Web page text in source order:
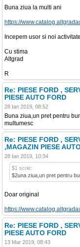
Buna ziua la multi ani
https://
Incepem usor si noi
Cu stima
Altgrad
R
Re: PIESE FORD ,
PIESE AUTO FORD
28 Ian 2019, 08:52
Buna ziua,un pret pentru
multumesc
Re: PIESE FORD ,
,MAGAZIN PIESE
28 Ian 2019, 10:34
$1 scrie:
$2una ziua,un pret pentru
Doar original
https://
Re: PIESE FORD ,
PIESE AUTO FORD
13 Mar 2019, 08:43